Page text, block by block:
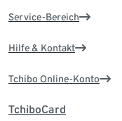
Service-Bereich
Hilfe & Kontakt
Tchibo Online-Konto
TchiboCard